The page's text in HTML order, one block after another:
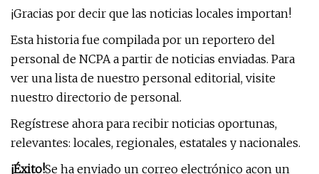
¡Gracias por decir que las noticias locales importan!
Esta historia fue compilada por un reportero del
personal de NCPA a partir de noticias enviadas. Para
ver una lista de nuestro personal editorial, visite
nuestro directorio de personal.
Regístrese ahora para recibir noticias oportunas,
relevantes: locales, regionales, estatales y nacionales.
¡Éxito!Se ha enviado un correo electrónico acon un